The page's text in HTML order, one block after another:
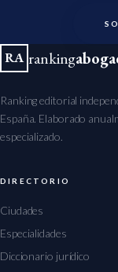
RA ranking
Ranking editorial
España. Elaborado
especializado.
DIRECTORIO
Ciudades
Especialidades
Diccionario jurídico